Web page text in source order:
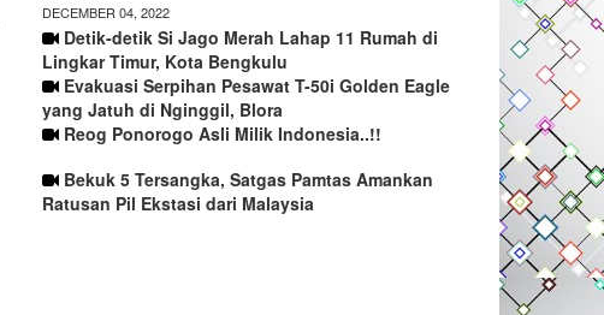
DECEMBER 04, 2022
Detik-detik Si Jago Merah Lahap 11 Rumah di
Lingkar Timur, Kota Bengkulu
Evakuasi Serpihan Pesawat T-50i Golden Eagle
yang Jatuh di Nginggil, Blora
Reog Ponorogo Asli Milik Indonesia..!!
Bekuk 5 Tersangka, Satgas Pamtas Amankan
Ratusan Pil Ekstasi dari Malaysia